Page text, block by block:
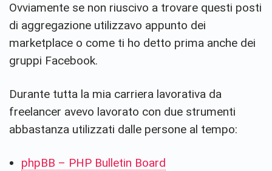
Ovviamente se non riuscivo a trovare questi posti
di aggregazione utilizzavo appunto dei
marketplace o come ti ho detto prima anche dei
gruppi Facebook.
Durante tutta la mia carriera lavorativa da
freelancer avevo lavorato con due strumenti
abbastanza utilizzati dalle persone al tempo:
phpBB – PHP Bulletin Board